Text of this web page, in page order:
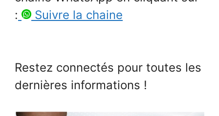
:
Suivre la chaine
Restez connectés pour toutes les
dernières informations !